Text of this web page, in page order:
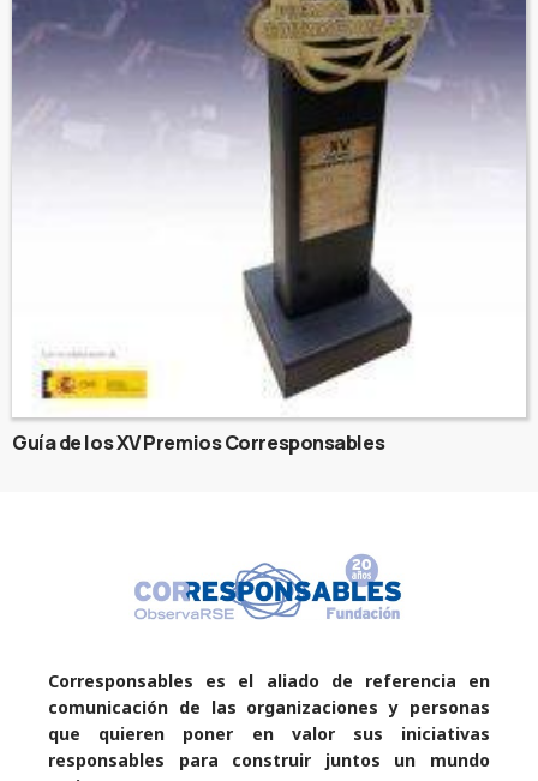
Guía de los XV Premios Corresponsables
Corresponsables es el aliado de referencia en
comunicación de las organizaciones y personas
que quieren poner en valor sus iniciativas
responsables para construir juntos un mundo